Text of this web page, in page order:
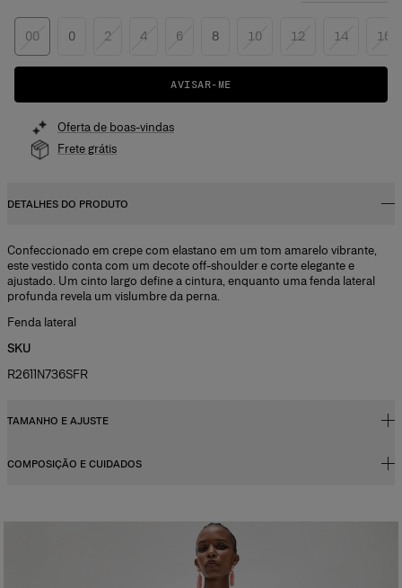
00 0 2 4 6 8 10 12 14 16
AVISAR-ME
Oferta de boas-vindas
Frete grátis
DETALHES DO PRODUTO
Confeccionado em crepe com elastano em um tom amarelo vibrante,
este vestido conta com um decote off-shoulder e corte elegante e
ajustado. Um cinto largo define a cintura, enquanto uma fenda lateral
profunda revela um vislumbre da perna.
Fenda lateral
SKU
R2611N736SFR
TAMANHO E AJUSTE
Corte justo, longo
A modelo mede 178,5 cm e veste tamanho US 2
COMPOSIÇÃO E CUIDADOS